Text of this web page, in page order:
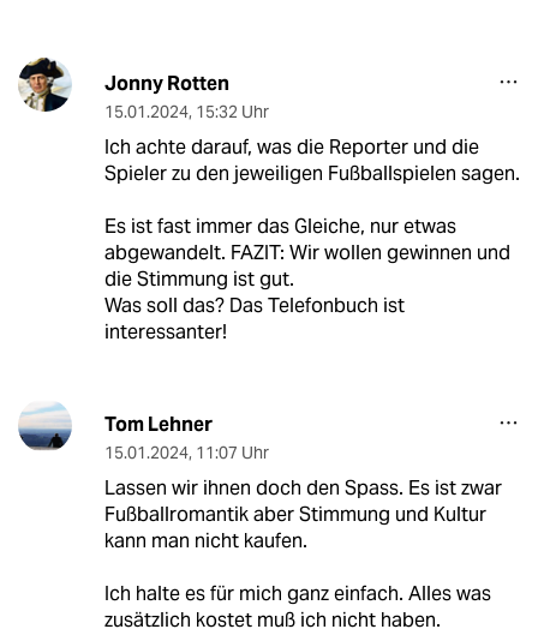
Jonny Rotten
15.01.2024, 15:32 Uhr
Ich achte darauf, was die Reporter und die
Spieler zu den jeweiligen Fußballspielen sagen.
Es ist fast immer das Gleiche, nur etwas
abgewandelt. FAZIT: Wir wollen gewinnen und
die Stimmung ist gut.
Was soll das? Das Telefonbuch ist
interessanter!
Tom Lehner
15.01.2024, 11:07 Uhr
Lassen wir ihnen doch den Spass. Es ist zwar
Fußballromantik aber Stimmung und Kultur
kann man nicht kaufen.
Ich halte es für mich ganz einfach. Alles was
zusätzlich kostet muß ich nicht haben.